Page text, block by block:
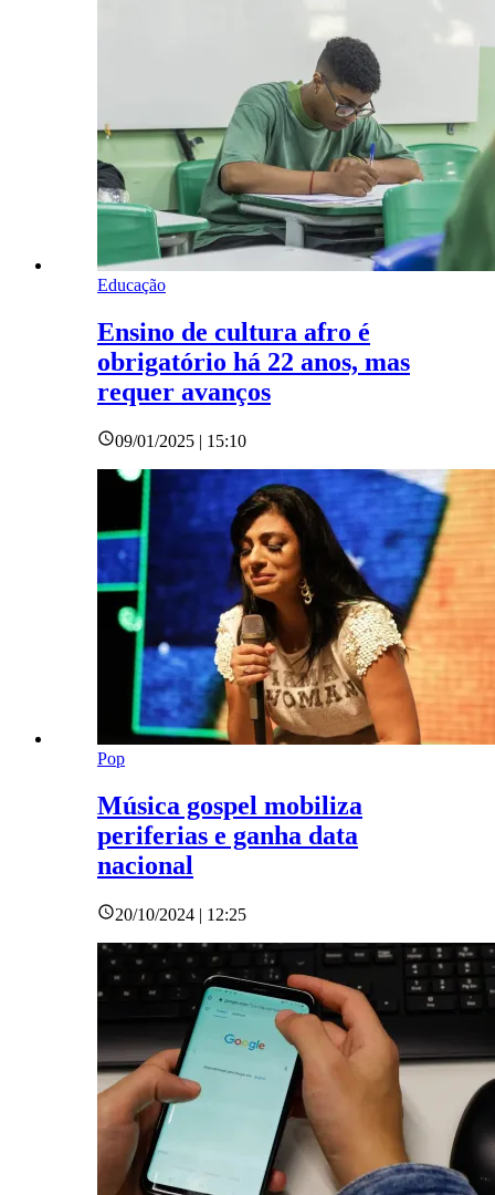
Educação
Ensino de cultura afro é
obrigatório há 22 anos, mas
requer avanços
09/01/2025 | 15:10
Pop
Música gospel mobiliza
periferias e ganha data
nacional
20/10/2024 | 12:25